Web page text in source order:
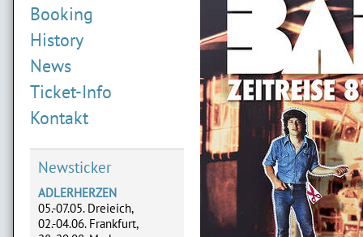
Booking
History
News
Ticket-Info
Kontakt
Newsticker
ALAIN FREI
14.02.2027 Marburg
01.04.2027 Aschaffenburg
ADLERHERZEN
05.-07.05. Dreieich,
02.-04.06. Frankfurt,